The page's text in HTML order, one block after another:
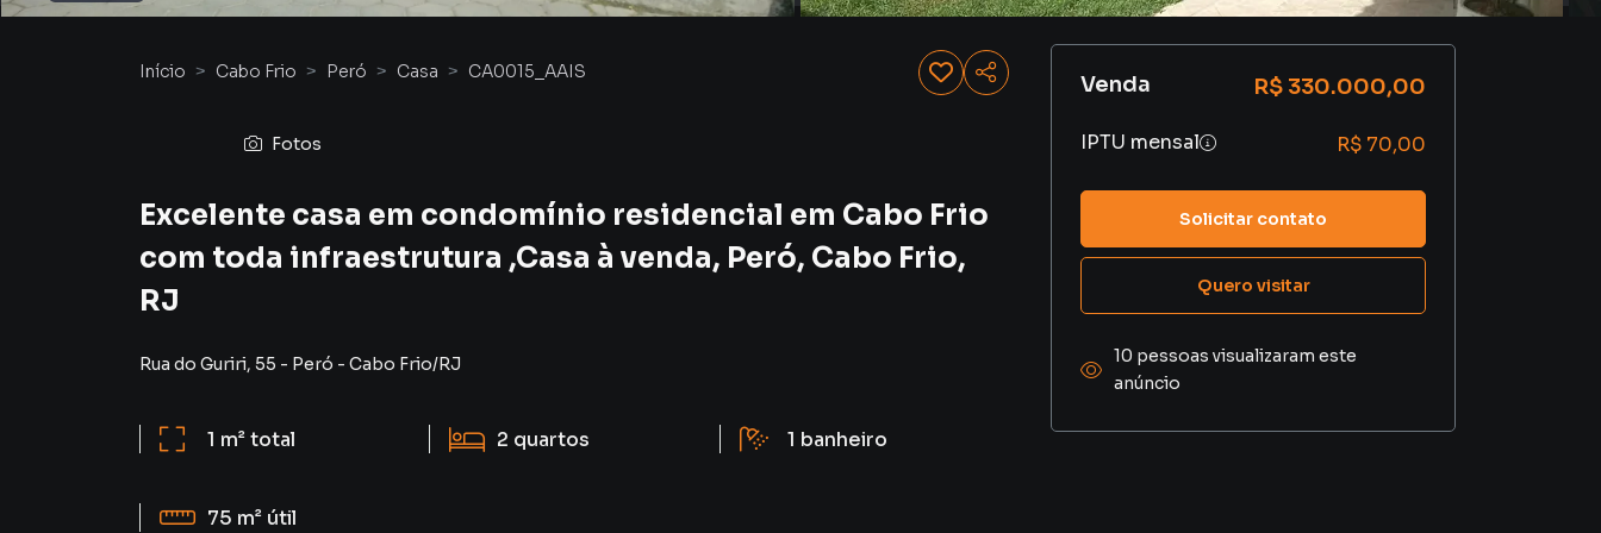
Início Cabo Frio Peró Casa CA0015_AAIS
Fotos
Excelente casa em condomínio residencial em Cabo Frio
com toda infraestrutura ,Casa à venda, Peró, Cabo Frio,
RJ
Rua do Guriri, 55 - Peró - Cabo Frio/RJ
1 m²total 2 quartos 1 banheiro
75 m² útil
Venda R$ 330.000,00
IPTU mensal R$ 70,00
Solicitar contato
Quero visitar
10 pessoas visualizaram este
anúncio